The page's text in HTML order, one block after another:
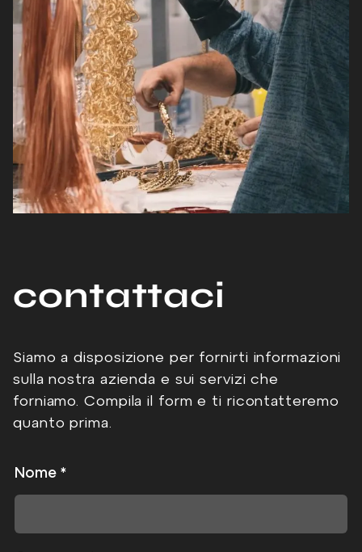
contattaci
Siamo a disposizione per fornirti informazioni
sulla nostra azienda e sui servizi che
forniamo. Compila il form e ti ricontatteremo
quanto prima.
Nome *